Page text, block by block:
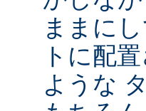
ままに
トに配
ような